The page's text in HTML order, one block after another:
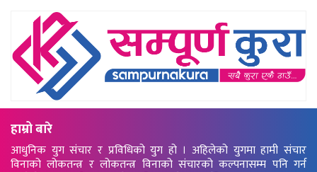
हाम्रो बारे
आधुनिक युग संचार र प्रविधिको युग हो । अहिलेको युगमा हामी संचार
विनाको लोकतन्त्र र लोकतन्त्र विनाको संचारको कल्पनासम्म पनि गर्न